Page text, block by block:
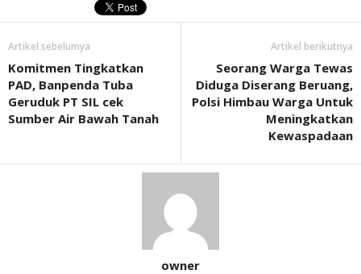
Artikel sebelumya
Komitmen Tingkatkan
PAD, Banpenda Tuba
Geruduk PT SIL cek
Sumber Air Bawah Tanah
Artikel berikutnya
Seorang Warga Tewas
Diduga Diserang Beruang,
Polsi Himbau Warga Untuk
Meningkatkan
Kewaspadaan
owner